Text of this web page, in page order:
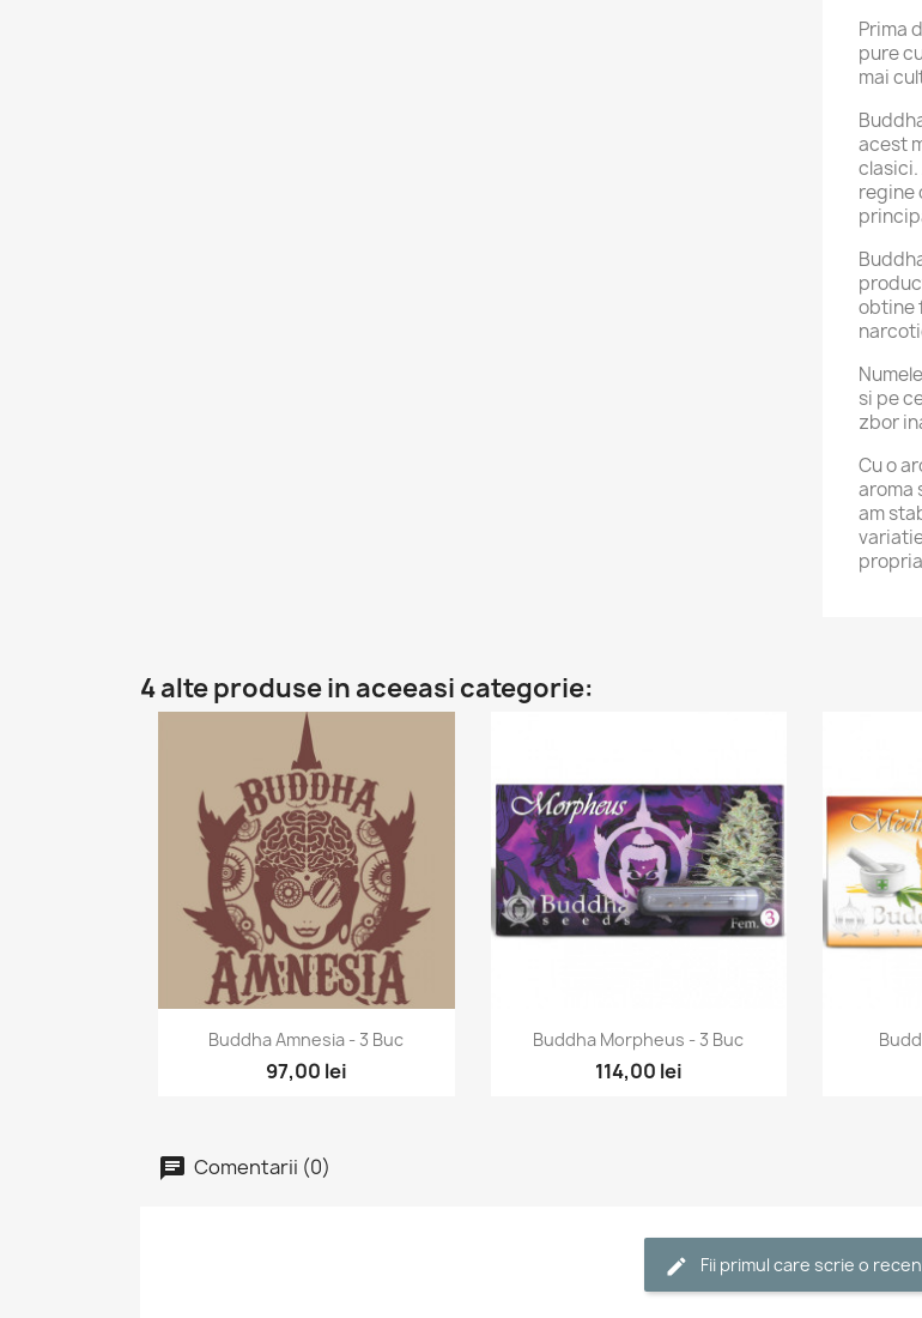
Prima
pure
mai
acest
clasici.
regine
obtine
si pe
zbor
Cu o
aroma
am
4 alte produse in aceeasi categorie:
Vizualizare rapida
Buddha Amnesia - 3 Buc
97,00 lei
Vizualizare rapida
Buddha Morpheus - 3 Buc
114,00 lei

Comentarii (0)
Fii primul care scrie o